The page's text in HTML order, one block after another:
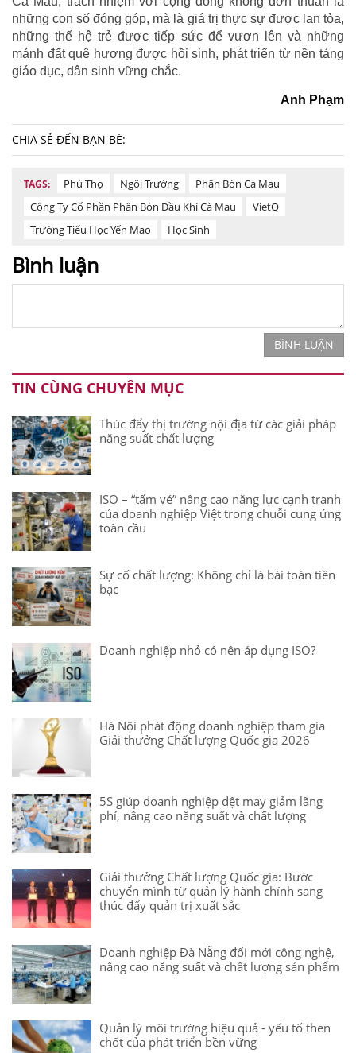
những con số đóng góp, mà là giá trị thực sự được lan tỏa,
những thế hệ trẻ được tiếp sức để vươn lên và những
mảnh đất quê hương được hồi sinh, phát triển từ nền tảng
giáo dục, dân sinh vững chắc.
Anh Phạm
CHIA SẺ ĐẾN BẠN BÈ:
TAGS: Phú Thọ Ngôi Trường
Phân Bón Cà Mau
Công Ty Cổ Phần Phân Bón Dầu Khí Cà Mau
VietQ
Trường Tiểu Học Yến Mao
Học Sinh
Bình luận
BÌNH LUẬN
TIN CÙNG CHUYÊN MỤC
Thúc đẩy thị trường nội địa từ các giải pháp
năng suất chất lượng
ISO – “tấm vé” nâng cao năng lực cạnh tranh
của doanh nghiệp Việt trong chuỗi cung ứng
toàn cầu
Sự cố chất lượng: Không chỉ là bài toán tiền
bạc
Doanh nghiệp nhỏ có nên áp dụng ISO?
Hà Nội phát động doanh nghiệp tham gia
Giải thưởng Chất lượng Quốc gia 2026
5S giúp doanh nghiệp dệt may giảm lãng
phí, nâng cao năng suất và chất lượng
Giải thưởng Chất lượng Quốc gia: Bước
chuyển mình từ quản lý hành chính sang
thúc đẩy quản trị xuất sắc
Doanh nghiệp Đà Nẵng đổi mới công nghệ,
nâng cao năng suất và chất lượng sản phẩm
Quản lý môi trường hiệu quả - yếu tố then
chốt của phát triển bền vững